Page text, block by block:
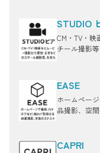
STUDIO
CM・TV・
チール撮影
EASE
ホームペー
品撮影、空
CAPRI